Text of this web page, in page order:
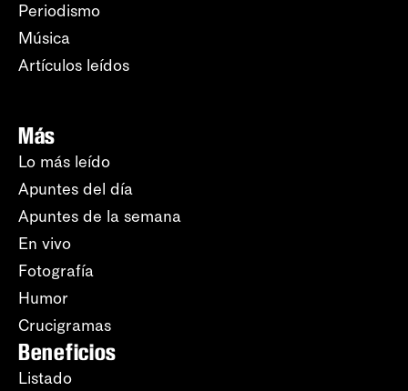
Periodismo
Música
Artículos leídos
Más
Lo más leído
Apuntes del día
Apuntes de la semana
En vivo
Fotografía
Humor
Crucigramas
Beneficios
Listado